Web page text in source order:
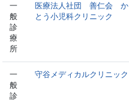
一
般
診
療
所
医療法人社団 善仁会 か
とう小児科クリニック
一
般
診
守谷メディカルクリニック